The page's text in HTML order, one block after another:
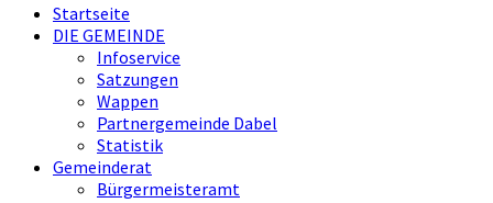
Startseite
DIE GEMEINDE
Infoservice
Satzungen
Wappen
Partnergemeinde Dabel
Statistik
Gemeinderat
Bürgermeisteramt